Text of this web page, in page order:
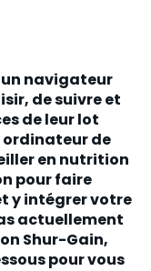
navigateur
de suivre et
de leur lot
de
en nutrition
pour faire
y intégrer votre
actuellement
Shur-Gain,
pour vous